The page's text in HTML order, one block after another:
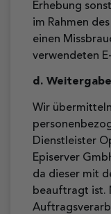
Erhebung
im Rahmen
einen
verwendeten
d.
Wir
Dienstleister
Episerver
da dieser mit
beauftragt ist.